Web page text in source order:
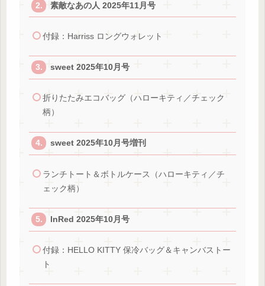
素敵なあの人 2025年11月号
付録：Harriss ロングウォレット
sweet 2025年10月号
折りたたみエコバッグ（ハローキティ／チェック
柄）
sweet 2025年10月号増刊
ランチトート＆ボトルケース（ハローキティ／チ
ェック柄）
InRed 2025年10月号
付録：HELLO KITTY 保冷バッグ＆キャンバストー
ト